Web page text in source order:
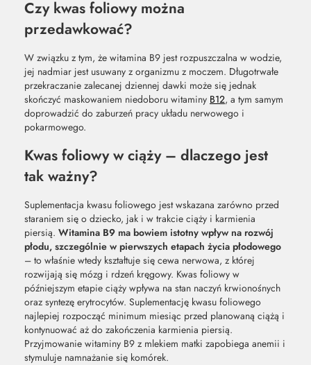
Czy kwas foliowy można
przedawkować?
W związku z tym, że witamina B9 jest rozpuszczalna w wodzie,
jej nadmiar jest usuwany z organizmu z moczem. Długotrwałe
przekraczanie zalecanej dziennej dawki może się jednak
skończyć maskowaniem niedoboru witaminy B12, a tym samym
doprowadzić do zaburzeń pracy układu nerwowego i
pokarmowego.
Kwas foliowy w ciąży – dlaczego jest
tak ważny?
Suplementacja kwasu foliowego jest wskazana zarówno przed
staraniem się o dziecko, jak i w trakcie ciąży i karmienia
piersią. Witamina B9 ma bowiem istotny wpływ na rozwój
płodu, szczególnie w pierwszych etapach życia płodowego
– to właśnie wtedy kształtuje się cewa nerwowa, z której
rozwijają się mózg i rdzeń kręgowy. Kwas foliowy w
późniejszym etapie ciąży wpływa na stan naczyń krwionośnych
oraz syntezę erytrocytów. Suplementację kwasu foliowego
najlepiej rozpocząć minimum miesiąc przed planowaną ciążą i
kontynuować aż do zakończenia karmienia piersią.
Przyjmowanie witaminy B9 z mlekiem matki zapobiega anemii i
stymuluje namnażanie się komórek.